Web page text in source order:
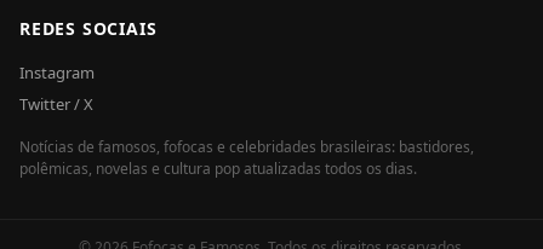
REDES SOCIAIS
Instagram
Twitter / X
Notícias de famosos, fofocas e celebridades brasileiras: bastidores,
polêmicas, novelas e cultura pop atualizadas todos os dias.